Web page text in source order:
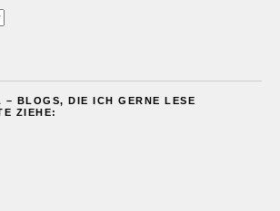
– BLOGS, DIE ICH GERNE LESE
ZIEHE: